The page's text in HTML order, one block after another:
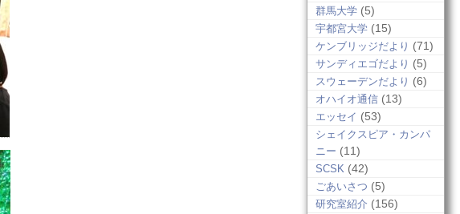
群馬大学 (5)
宇都宮大学 (15)
ケンブリッジだより (71)
サンディエゴだより (5)
スウェーデンだより (6)
オハイオ通信 (13)
エッセイ (53)
シェイクスピア・カンパ
ニー (11)
SCSK (42)
ごあいさつ (5)
研究室紹介 (156)